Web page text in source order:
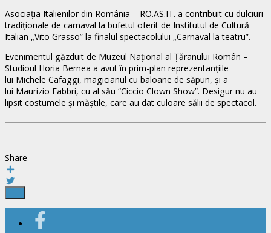
Asociația Italienilor din România – RO.AS.IT. a contribuit cu dulciuri
tradiționale de carnaval la bufetul oferit de Institutul de Cultură
Italian „Vito Grasso” la finalul spectacolului „Carnaval la teatru”.
Evenimentul găzduit de Muzeul Național al Țăranului Român –
Studioul Horia Bernea a avut în prim-plan reprezentanțiile
lui Michele Cafaggi, magicianul cu baloane de săpun, și a
lui Maurizio Fabbri, cu al său “Ciccio Clown Show”. Desigur nu au
lipsit costumele și măștile, care au dat culoare sălii de spectacol.
Share